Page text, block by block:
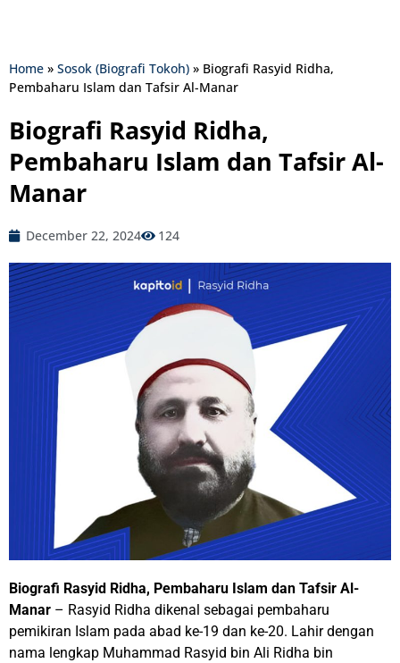
Home » Sosok (Biografi Tokoh) » Biografi Rasyid Ridha,
Pembaharu Islam dan Tafsir Al-Manar
Biografi Rasyid Ridha,
Pembaharu Islam dan Tafsir Al-
Manar
December 22, 2024 124
Biografi Rasyid Ridha, Pembaharu Islam dan Tafsir Al-
Manar – Rasyid Ridha dikenal sebagai pembaharu
pemikiran Islam pada abad ke-19 dan ke-20. Lahir dengan
nama lengkap Muhammad Rasyid bin Ali Ridha bin